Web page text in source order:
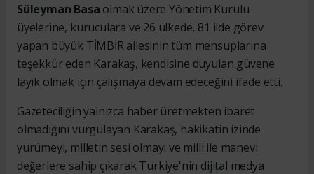
Süleyman Basa olmak üzere Yönetim Kurulu
üyelerine, kuruculara ve 26 ülkede, 81 ilde görev
yapan büyük TİMBİR ailesinin tüm mensuplarına
teşekkür eden Karakaş, kendisine duyulan güvene
layık olmak için çalışmaya devam edeceğini ifade etti.
Gazeteciliğin yalnızca haber üretmekten ibaret
olmadığını vurgulayan Karakaş, hakikatin izinde
yürümeyi, milletin sesi olmayı ve milli ile manevi
değerlere sahip çıkarak Türkiye'nin dijital medya